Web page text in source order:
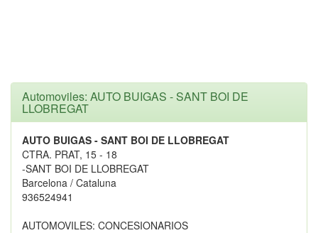
Automoviles: AUTO BUIGAS - SANT BOI DE
LLOBREGAT
AUTO BUIGAS - SANT BOI DE LLOBREGAT
CTRA. PRAT, 15 - 18
-SANT BOI DE LLOBREGAT
Barcelona / Cataluna
936524941
AUTOMOVILES: CONCESIONARIOS